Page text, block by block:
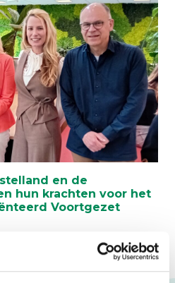
en de
hun krachten voor het
Voortgezet